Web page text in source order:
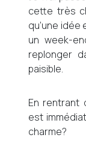
cette très
qu’une
un week-
replonger
paisible.
En rentrant
est
charme?